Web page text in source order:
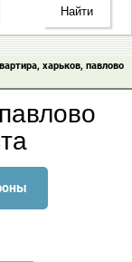
харьков, павлово